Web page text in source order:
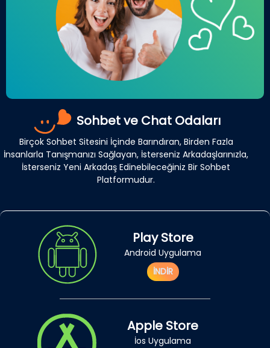
Sohbet ve Chat Odaları
Birçok Sohbet Sitesini İçinde Barındıran, Birden Fazla
İnsanlarla Tanışmanızı Sağlayan, İsterseniz Arkadaşlarınızla,
İsterseniz Yeni Arkadaş Edinebileceğiniz Bir Sohbet
Platformudur.
Play Store
Android Uygulama
İNDİR
Apple Store
İos Uygulama